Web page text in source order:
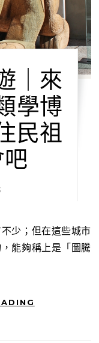
｜來
學博
民祖
能夠稱上是「圖騰